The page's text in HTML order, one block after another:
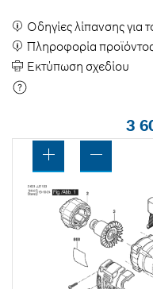
Οδηγίες λίπανσης για
Πληροφορία
Εκτύπωση σχεδίου
3